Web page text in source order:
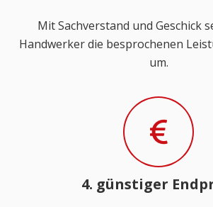
Mit Sachverstand und Geschick
Handwerker die besprochenen
um.
4. günstiger